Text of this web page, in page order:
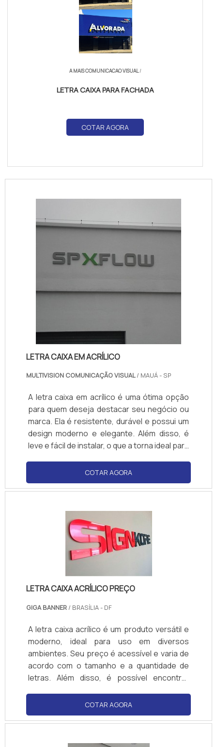
A MAIS COMUNICACAO VISUAL/
LETRA CAIXA PARA FACHADA
COTAR AGORA
LETRA CAIXA EM ACRÍLICO
MULTIVISION COMUNICAÇÃO VISUAL/ MAUÁ - SP
A letra caixa em acrílico é uma ótima opção
para quem deseja destacar seu negócio ou
marca. Ela é resistente, durável e possui um
design moderno e elegante. Além disso, é
leve e fácil de instalar, o que a torna ideal para
acrílico é uma ótima maneira de chamar a
atenção para sua marca ou negócio, pois é
versátil e pode ser usada em diversos
COTAR AGORA
LETRA CAIXA ACRÍLICO PREÇO
GIGA BANNER / BRASÍLIA - DF
A letra caixa acrílico é um produto versátil e
moderno, ideal para uso em diversos
ambientes. Seu preço é acessível e varia de
acordo com o tamanho e a quantidade de
letras. Além disso, é possível encontrar
cores, para que você possa escolher o que
melhor se adequa ao seu projeto. Aproveite
para conferir os preços e adquirir a sua letra
COTAR AGORA